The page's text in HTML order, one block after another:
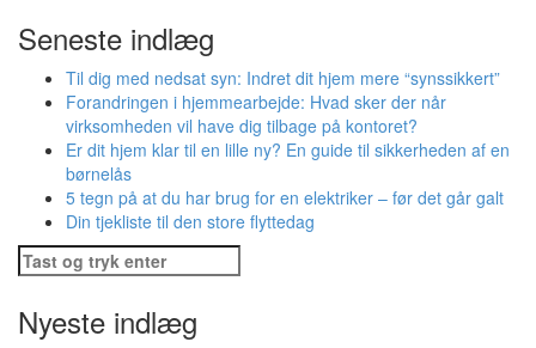
Seneste indlæg
Til dig med nedsat syn: Indret dit hjem mere “synssikkert”
Forandringen i hjemmearbejde: Hvad sker der når
virksomheden vil have dig tilbage på kontoret?
Er dit hjem klar til en lille ny? En guide til sikkerheden af en
børnelås
5 tegn på at du har brug for en elektriker – før det går galt
Din tjekliste til den store flyttedag
Søg
efter:
Nyeste indlæg